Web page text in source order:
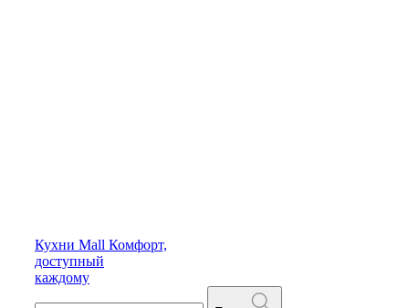
Кухни Mall Комфорт,
доступный
каждому